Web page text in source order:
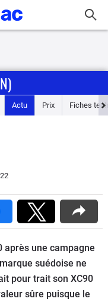
Actu Prix Fiches
après une campagne
suédoise ne
pour trait son XC90
sûre puisque le